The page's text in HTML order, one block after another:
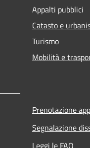
Appalti pubblici
Catasto e
Turismo
Mobilità e
Prenotazione
Segnalazione
Leggi le FAQ